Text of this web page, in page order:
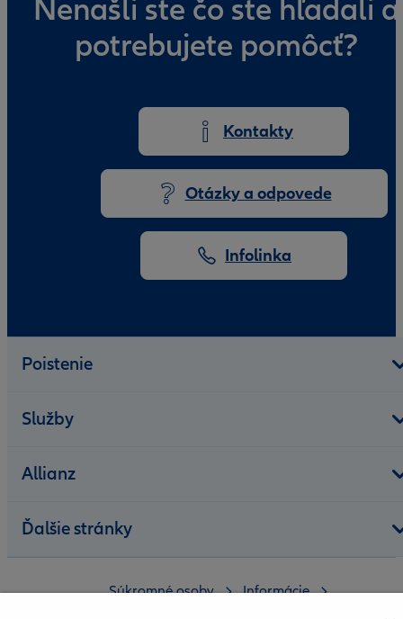
Nenašli ste čo ste hľadali a
potrebujete pomôcť?
Kontakty
Otázky a odpovede
Infolinka
Poistenie
Služby
Allianz
Ďalšie stránky
Súkromné osoby
Informácie